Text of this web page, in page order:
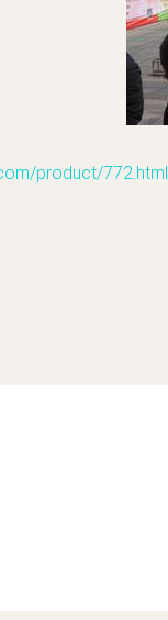
product/772.html